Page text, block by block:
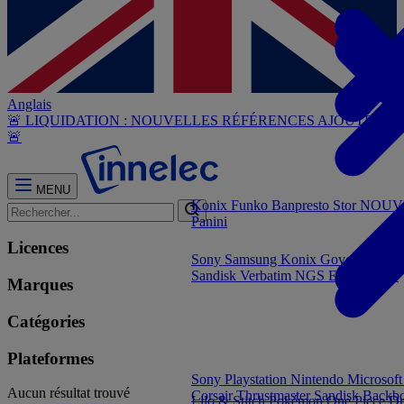
Anglais
🚨 LIQUIDATION : NOUVELLES RÉFÉRENCES AJOUTÉES
🚨
MENU
Licences
Marques
Catégories
Plateformes
Aucun résultat trouvé
Konix Funko Banpresto Stor
Panini
Sony Playstation Nintendo
CorsairThrustmasterSandisk
Lilo & StitchPokémonOne Piece
Sony Samsung Konix Govee
Sandisk Verbatim NGS Elgato